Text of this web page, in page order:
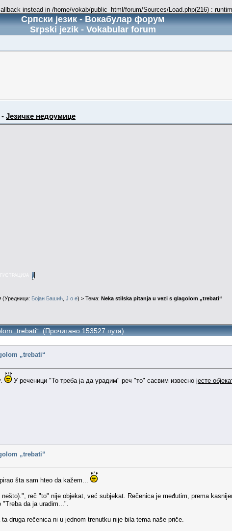
instead in /home/vokab/public_html/forum/Sources/Load.php(216) :
Српски језик - Вокабулар форум
Srpski jezik - Vokabular forum
- Језичке недоумице
(Уредници: Бојан Башић J o e) > Тема: Neka stilska pitanja u vezi s glagolom „trebati“
„trebati“ (Прочитано 153527 пута)
„trebati“
У реченици "То треба ја да урадим" реч "то" сасвим извесно јесте
„trebati“
šta sam hteo da kažem...
reč "to" nije objekat, već subjekat. Rečenica je međutim, prema
da ja uradim...".
druga rečenica ni u jednom trenutku nije bila tema naše priče.